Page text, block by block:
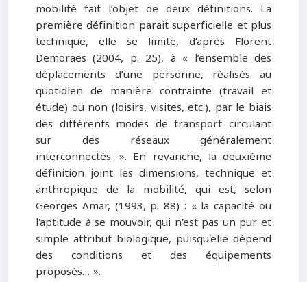
mobilité fait l’objet de deux définitions. La
première définition parait superficielle et plus
technique, elle se limite, d’après Florent
Demoraes (2004, p. 25), à « l’ensemble des
déplacements d’une personne, réalisés au
quotidien de manière contrainte (travail et
étude) ou non (loisirs, visites, etc.), par le biais
des différents modes de transport circulant
sur des réseaux généralement
interconnectés. ». En revanche, la deuxième
définition joint les dimensions, technique et
anthropique de la mobilité, qui est, selon
Georges Amar, (1993, p. 88) : « la capacité ou
l'aptitude à se mouvoir, qui n'est pas un pur et
simple attribut biologique, puisqu'elle dépend
des conditions et des équipements
proposés… ».